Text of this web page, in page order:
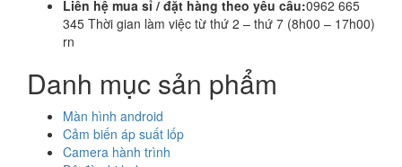
Liên hệ mua sỉ / đặt hàng theo yêu cầu:0962 665
345 Thời gian làm việc từ thứ 2 – thứ 7 (8h00 – 17h00)
rn
Danh mục sản phẩm
Màn hình android
Cảm biến áp suất lốp
Camera hành trình